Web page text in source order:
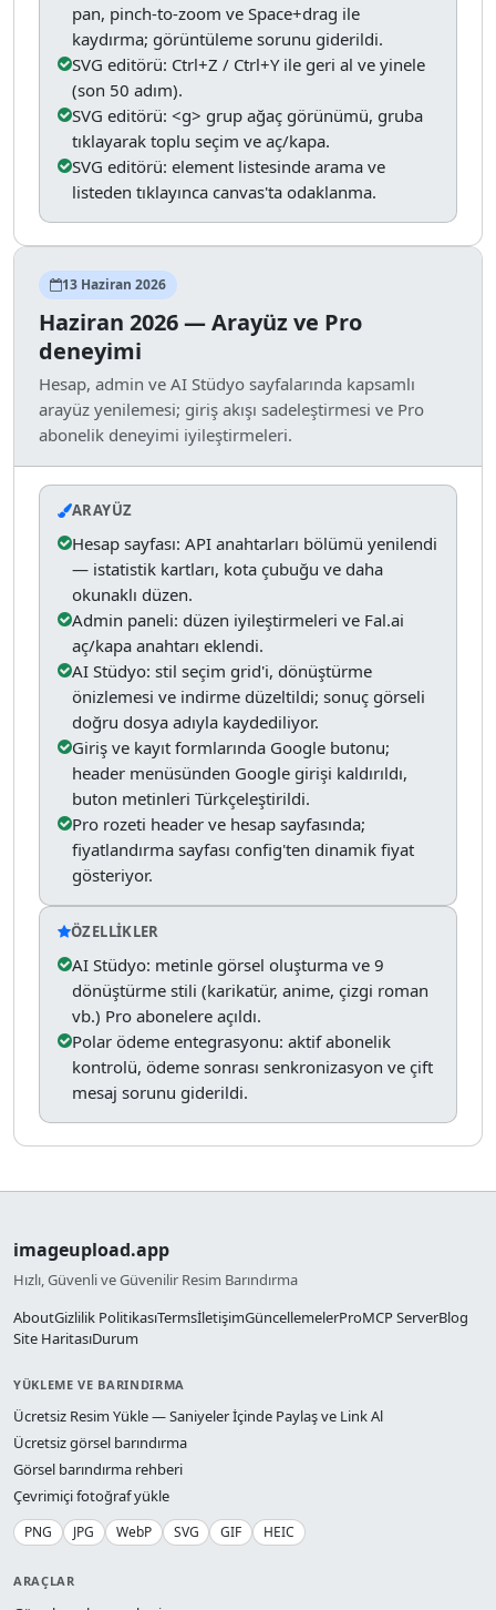
pan, pinch-to-zoom ve Space+drag ile
kaydırma; görüntüleme sorunu giderildi.
SVG editörü: Ctrl+Z / Ctrl+Y ile geri al ve yinele
(son 50 adım).
SVG editörü: <g> grup ağaç görünümü, gruba
tıklayarak toplu seçim ve aç/kapa.
SVG editörü: element listesinde arama ve
listeden tıklayınca canvas'ta odaklanma.
13 Haziran 2026
Haziran 2026 — Arayüz ve Pro
deneyimi
Hesap, admin ve AI Stüdyo sayfalarında kapsamlı
arayüz yenilemesi; giriş akışı sadeleştirmesi ve Pro
abonelik deneyimi iyileştirmeleri.
ARAYÜZ
Hesap sayfası: API anahtarları bölümü yenilendi
— istatistik kartları, kota çubuğu ve daha
okunaklı düzen.
Admin paneli: düzen iyileştirmeleri ve Fal.ai
aç/kapa anahtarı eklendi.
AI Stüdyo: stil seçim grid'i, dönüştürme
önizlemesi ve indirme düzeltildi; sonuç görseli
doğru dosya adıyla kaydediliyor.
Giriş ve kayıt formlarında Google butonu;
header menüsünden Google girişi kaldırıldı,
buton metinleri Türkçeleştirildi.
Pro rozeti header ve hesap sayfasında;
fiyatlandırma sayfası config'ten dinamik fiyat
gösteriyor.
ÖZELLIKLER
AI Stüdyo: metinle görsel oluşturma ve 9
dönüştürme stili (karikatür, anime, çizgi roman
vb.) Pro abonelere açıldı.
Polar ödeme entegrasyonu: aktif abonelik
kontrolü, ödeme sonrası senkronizasyon ve çift
mesaj sorunu giderildi.
imageupload.app
Hızlı, Güvenli ve Güvenilir Resim Barındırma
AboutGizlilik PolitikasıTermsİletişimGüncellemelerProMCP ServerBlog
Site HaritasıDurum
YÜKLEME VE BARINDIRMA
Ücretsiz Resim Yükle — Saniyeler İçinde Paylaş ve Link Al
Ücretsiz görsel barındırma
Görsel barındırma rehberi
Çevrimiçi fotoğraf yükle
PNG JPG WebP SVG GIF HEIC
ARAÇLAR